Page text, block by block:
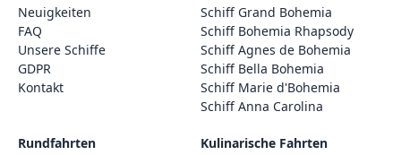
Neuigkeiten
FAQ
Unsere Schiffe
GDPR
Kontakt
Schiff Grand Bohemia
Schiff Bohemia Rhapsody
Schiff Agnes de Bohemia
Schiff Bella Bohemia
Schiff Marie d'Bohemia
Schiff Anna Carolina
Rundfahrten Kulinarische Fahrten